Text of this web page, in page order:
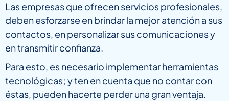
Las empresas que ofrecen servicios profesionales,
deben esforzarse en brindar la mejor atención a sus
contactos, en personalizar sus comunicaciones y
en transmitir confianza.
Para esto, es necesario implementar herramientas
tecnológicas; y ten en cuenta que no contar con
éstas, pueden hacerte perder una gran ventaja.